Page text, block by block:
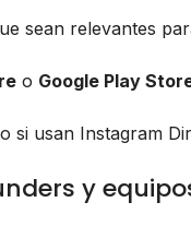
sean relevantes
o Google Play
si usan Instagram
y